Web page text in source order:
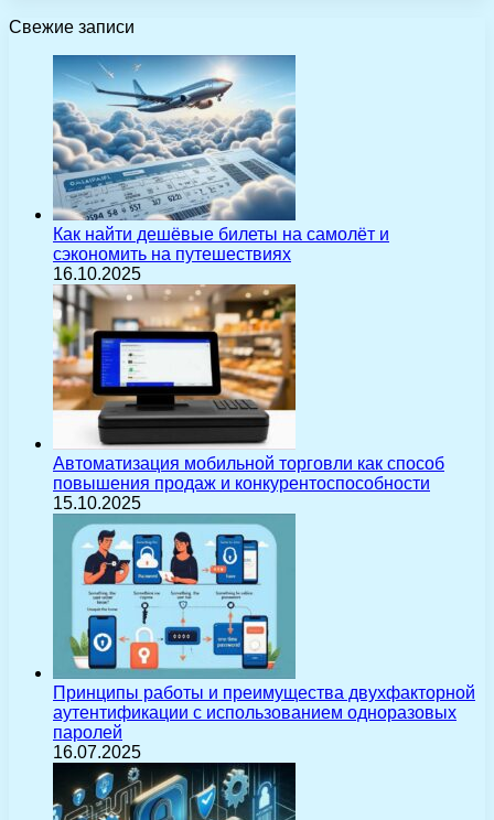
Свежие записи
Как найти дешёвые билеты на самолёт и
сэкономить на путешествиях
16.10.2025
Автоматизация мобильной торговли как способ
повышения продаж и конкурентоспособности
15.10.2025
Принципы работы и преимущества двухфакторной
аутентификации с использованием одноразовых
паролей
16.07.2025